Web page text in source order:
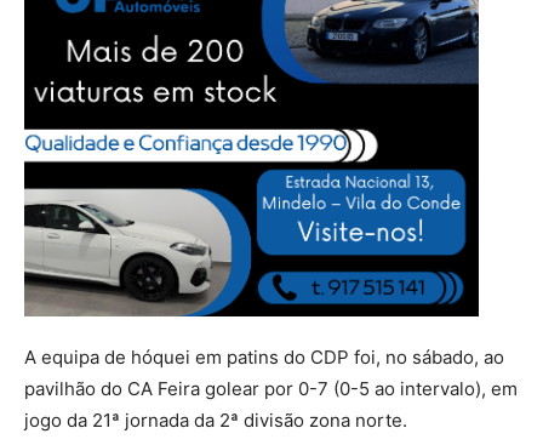
A equipa de hóquei em patins do CDP foi, no sábado, ao
pavilhão do CA Feira golear por 0-7 (0-5 ao intervalo), em
jogo da 21ª jornada da 2ª divisão zona norte.